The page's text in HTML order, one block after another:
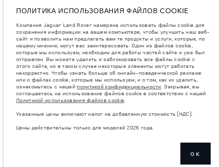
изменены без предварительного уведомления. Пожалуйста, свяжитесь
с вашим местным дилером, чтобы узнать о наличии и ценах в вашем
Указанные значения массы соответствуют автомобилю в стандартной
комплектации. Аксессуары и другие элементы, установленные после
процесса производства автомобиля, влияют на полезную нагрузку.
Следите, чтобы полная разрешенная масса автомобиля и
максимальные нагрузки на оси не были превышены, когда к массе
самого автомобиля добавляется совокупный вес установленных
аксессуаров, пассажиров, рабочих жидкостей, топлива, а также
полезная нагрузка.
важное примечание в отношений изображений и спецификаций.В
настоящее время в мире наблюдается дефицит полупроводников,
который оказывает влияние на спецификации производимых
сроки производства. Ситуация меняется очень быстро. Поэтому
соответствовать доступным особенностям, опциям, комплектациям и
Указанные цены включают налог на добавленную стоимость (НДС).
ПОЛИТИКА ИСПОЛЬЗОВАНИЯ ФАЙЛОВ COOKIE
Компания Jaguar Land Rover намерена использовать файлы cookie для
сохранения информации на вашем компьютере, чтобы улучшить наш веб-
сайт и позволить нам предлагать вам те продукты и услуги, которые, по
нашему мнению, могут вас заинтересовать. Один из файлов cookie,
которые мы используем, необходим для работы частей сайта и уже был
отправлен. Вы можете удалить и заблокировать все файлы cookie с
этого сайта, но в таком случае некоторые элементы могут работать
некорректно. Чтобы узнать больше об онлайн-поведенческой рекламе
или о файлах cookie, которые мы используем, и о том, как их удалить,
ознакомьтесь с нашейполитикой конфиденциальности. Закрывая, вы
соглашаетесь на использование файлов cookie в соответствии с нашей
Политикой использования файлов cookie.
Указанные цены включают налог на добавленную стоимость (НДС).
Цены действительны только для моделей 2026 года.
OK